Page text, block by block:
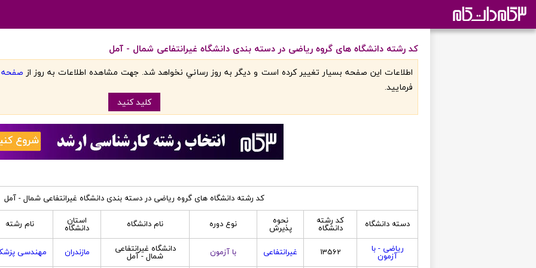
کد رشته دانشگاه های گروه ریاضی در دسته بندی دانشگاه غیرانتفاعی شمال - آمل
اطلاعات اين صفحه بسيار تغيير کرده است و ديگر به روز رساني نخواهد شد. جهت مشاهده اطلاعات به روز از صفحه
فرماييد.
کليد کنيد
کد رشته دانشگاه های گروه ریاضی در دسته بندی دانشگاه غیرانتفاعی شمال - آمل
دسته دانشگاه
کد رشته
دانشگاه
نحوه
پذیرش نوع دوره نام دانشگاه استان
دانشگاه نام رشته
ریاضی - با
آزمون 13562 غیرانتفاعی با آزمون دانشگاه غیرانتفاعی
شمال - آمل مازندران مهندسی